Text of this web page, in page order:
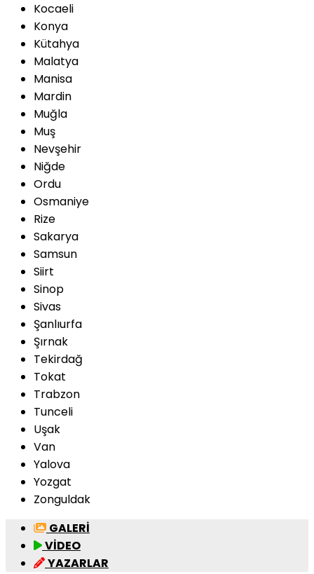
Kocaeli
Konya
Kütahya
Malatya
Manisa
Mardin
Muğla
Muş
Nevşehir
Niğde
Ordu
Osmaniye
Rize
Sakarya
Samsun
Siirt
Sinop
Sivas
Şanlıurfa
Şırnak
Tekirdağ
Tokat
Trabzon
Tunceli
Uşak
Van
Yalova
Yozgat
Zonguldak
GALERİ
VİDEO
YAZARLAR